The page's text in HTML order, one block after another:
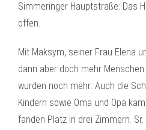
Simmeringer Hauptstraße: Das
offen.
Mit Maksym, seiner Frau Elena
dann aber doch mehr
wurden noch mehr: Auch die
Kindern sowie Oma und Opa
fanden Platz in drei Zimmern.